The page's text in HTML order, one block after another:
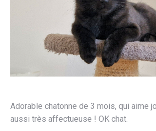
Adorable chatonne de 3 mois, qui aime
aussi très affectueuse ! OK chat.